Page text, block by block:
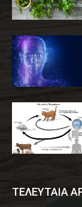
ΤΕΛΕΥΤΑΙΑ